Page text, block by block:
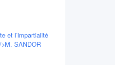
et l’impartialité
SANDOR